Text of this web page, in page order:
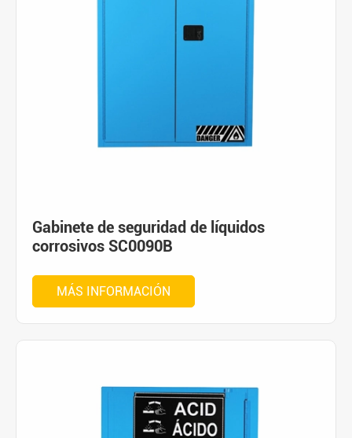
Gabinete de seguridad de líquidos
corrosivos SC0090B
MÁS INFORMACIÓN